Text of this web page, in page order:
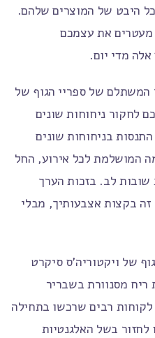
היבט של המוצרים שלהם.
מעטרים את עצמכם
מדי יום.
המשתלם של ספריי הגוף של
לחקור ניחוחות שונים
בניחוחות שונים
המושלמת לכל אירוע, החל
שובות לב. בזכות הערך
בקצות אצבעותיך, מבלי
של ויקטוריה'ס סיקרט
ריח מסנוורת בשבריר
רבים שרכשו בתחילה
בשל האלגנטיות